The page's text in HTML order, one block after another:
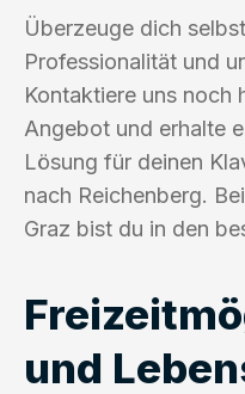
Überzeuge dich
Professionalität und
Kontaktiere uns noch
Angebot und erhalte
Lösung für deinen
nach Reichenberg.
Graz bist du in den
und